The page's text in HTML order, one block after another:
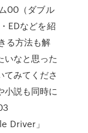
00（ダブル
EDなどを紹
る方法も解
いなと思った
みてくださ
小説も同時に
Driver」